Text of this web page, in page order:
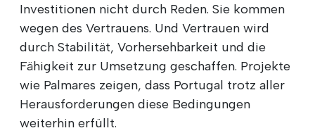
Investitionen nicht durch Reden. Sie kommen
wegen des Vertrauens. Und Vertrauen wird
durch Stabilität, Vorhersehbarkeit und die
Fähigkeit zur Umsetzung geschaffen. Projekte
wie Palmares zeigen, dass Portugal trotz aller
Herausforderungen diese Bedingungen
weiterhin erfüllt.